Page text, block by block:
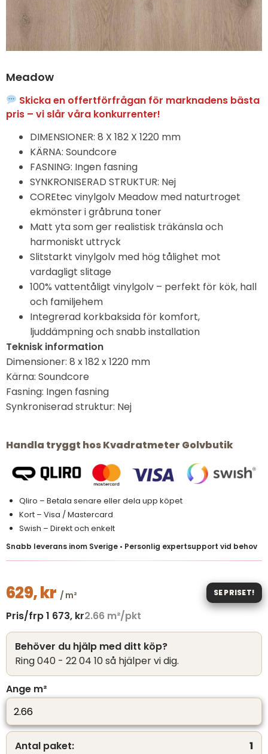
Meadow
Skicka en offertförfrågan för marknadens bästa
pris – vi slår våra konkurrenter!
DIMENSIONER: 8 X 182 X 1220 mm
KÄRNA: Soundcore
FASNING: Ingen fasning
SYNKRONISERAD STRUKTUR: Nej
COREtec vinylgolv Meadow med naturtroget
ekmönster i gråbruna toner
Matt yta som ger realistisk träkänsla och
harmoniskt uttryck
Slitstarkt vinylgolv med hög tålighet mot
vardagligt slitage
100% vattentåligt vinylgolv – perfekt för kök, hall
och familjehem
Integrerad korkbaksida för komfort,
ljuddämpning och snabb installation
Teknisk information
Dimensioner: 8 x 182 x 1220 mm
Kärna: Soundcore
Fasning: Ingen fasning
Synkroniserad struktur: Nej
Handla tryggt hos Kvadratmeter Golvbutik
Qliro – Betala senare eller dela upp köpet
Kort – Visa / Mastercard
Swish – Direkt och enkelt
Snabb leverans inom Sverige • Personlig expertsupport vid behov
629,kr / m² SE PRISET!
Pris/frp1 673, kr2.66 m²/pkt
Behöver du hjälp med ditt köp?
Ring 040 - 22 04 10 så hjälper vi dig.
Ange m²
Antal paket:
1